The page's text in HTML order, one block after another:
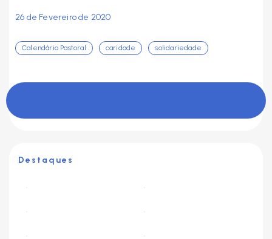
26 de Fevereiro de 2020
Calendário Pastoral caridade solidariedade
Destaques